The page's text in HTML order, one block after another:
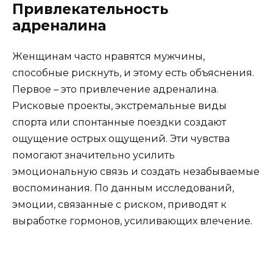
Привлекательность
адреналина
Женщинам часто нравятся мужчины,
способные рискнуть, и этому есть объяснения.
Первое – это привлечение адреналина.
Рисковые проекты, экстремальные виды
спорта или спонтанные поездки создают
ощущение острых ощущений. Эти чувства
помогают значительно усилить
эмоциональную связь и создать незабываемые
воспоминания. По данным исследований,
эмоции, связанные с риском, приводят к
выработке гормонов, усиливающих влечение.